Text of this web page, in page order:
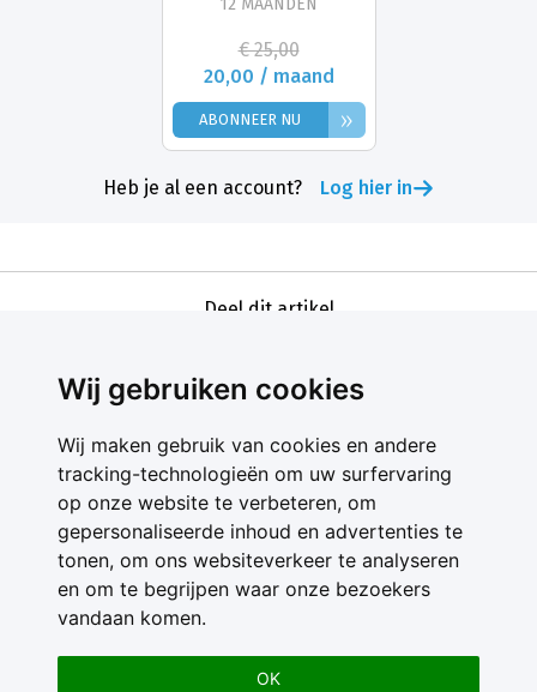
Wij gebruiken cookies
Wij maken gebruik van cookies en andere
tracking-technologieën om uw surfervaring
op onze website te verbeteren, om
gepersonaliseerde inhoud en advertenties te
tonen, om ons websiteverkeer te analyseren
en om te begrijpen waar onze bezoekers
vandaan komen.
OK
€ 25,00
20,00 / maand
ABONNEER NU »
Heb je al een account? Log hier in
Deel dit artikel
Contact
Feedback
Nieuwsbrief
Adverteren
Gebruikersvoorwaarden
Privacy Statement